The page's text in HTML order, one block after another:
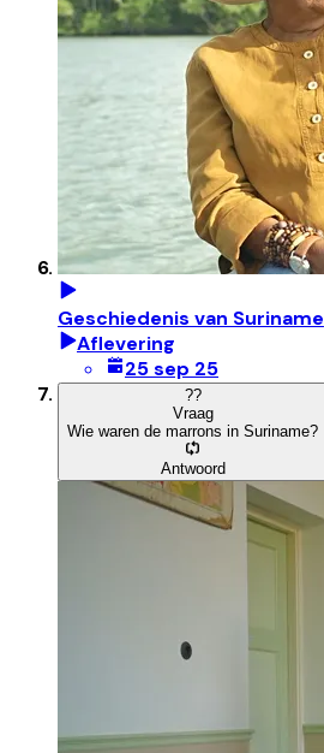
Geschiedenis van Suriname
Aflevering
25 sep 25
??
Vraag
Wie waren de marrons in Suriname?
Antwoord